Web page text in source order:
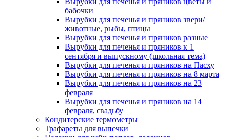
бабочки
Вырубки для печенья и пряников звери/
животные, рыбы, птицы
Вырубки для печенья и пряников разные
Вырубки для печенья и пряников к 1
сентября и выпускному (школьная тема)
Вырубки для печенья и пряников на Пасху
Вырубки для печенья и пряников на 8 марта
Вырубки для печенья и пряников на 23
февраля
Вырубки для печенья и пряников на 14
февраля, свадьбу
Кондитерские термометры
Трафареты для выпечки